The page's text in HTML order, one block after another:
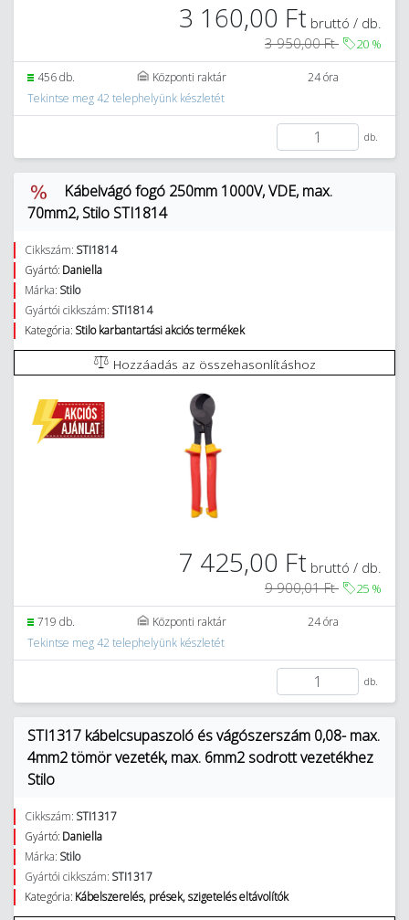
3 160,00 Ft bruttó / db.
3 950,00 Ft
20 %
456 db. Központi raktár
24 óra
Tekintse meg 42 telephelyünk készletét
db.
Kábelvágó fogó 250mm 1000V, VDE, max.
70mm2, Stilo STI1814
Cikkszám: STI1814
Gyártó: Daniella
Márka: Stilo
Gyártói cikkszám: STI1814
Kategória: Stilo karbantartási akciós termékek
Hozzáadás az összehasonlításhoz
7 425,00 Ft bruttó / db.
9 900,01 Ft
25 %
719 db. Központi raktár
24 óra
Tekintse meg 42 telephelyünk készletét
db.
STI1317 kábelcsupaszoló és vágószerszám 0,08- max.
4mm2 tömör vezeték, max. 6mm2 sodrott vezetékhez
Stilo
Cikkszám: STI1317
Gyártó: Daniella
Márka: Stilo
Gyártói cikkszám: STI1317
Kategória: Kábelszerelés, prések, szigetelés eltávolítók